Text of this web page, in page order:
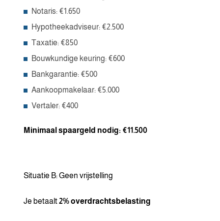
Notaris: €1.650
Hypotheekadviseur: €2.500
Taxatie: €850
Bouwkundige keuring: €600
Bankgarantie: €500
Aankoopmakelaar: €5.000
Vertaler: €400
Minimaal spaargeld nodig: €11.500
Situatie B: Geen vrijstelling
Je betaalt2% overdrachtsbelasting